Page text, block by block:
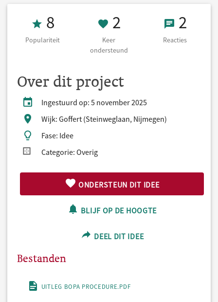
Populariteit 8
8
Populariteit
2 Keer
2
Keer
ondersteund
2 2
Reacties
Over dit project
Ingestuurd op: 5 november 2025
Wijk: Goffert (Steinweglaan, Nijmegen)
Fase: Idee
Categorie: Overig
ONDERSTEUN DIT IDEE
BLIJF OP DE HOOGTE
DEEL DIT IDEE
Bestanden
UITLEG BOPA PROCEDURE.PDF